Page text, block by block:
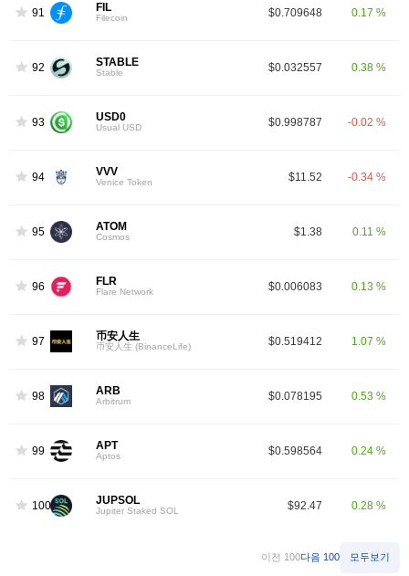
91 FIL
Filecoin $0.709648 0.17 %
92 STABLE
Stable $0.032557 0.38 %
93 USD0
Usual USD $0.998787 -0.02 %
94 VVV
Venice Token $11.52 -0.34 %
95 ATOM
Cosmos $1.38 0.11 %
96 FLR
Flare Network $0.006083 0.13 %
97 币安人生
币安人生 (BinanceLife) $0.519412 1.07 %
98 ARB
Arbitrum $0.078195 0.53 %
99 APT
Aptos $0.598564 0.24 %
100 JUPSOL
Jupiter Staked SOL $92.47 0.28 %
이전 100다음 100 모두보기